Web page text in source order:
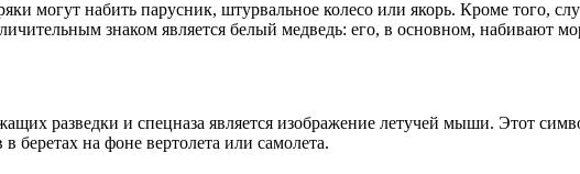
могут набить парусник, штурвальное колесо или якорь. Кроме того,
знаком является белый медведь: его, в основном, набивают
разведки и спецназа является изображение летучей мыши. Этот
беретах на фоне вертолета или самолета.